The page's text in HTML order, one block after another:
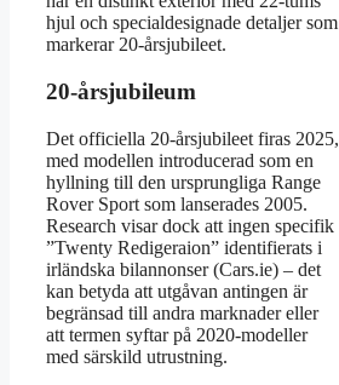
hjul och specialdesignade detaljer som
markerar 20-årsjubileet.
20-årsjubileum
Det officiella 20-årsjubileet firas 2025,
med modellen introducerad som en
hyllning till den ursprungliga Range
Rover Sport som lanserades 2005.
Research visar dock att ingen specifik
”Twenty Redigeraion” identifierats i
irländska bilannonser (Cars.ie) – det
kan betyda att utgåvan antingen är
begränsad till andra marknader eller
att termen syftar på 2020-modeller
med särskild utrustning.